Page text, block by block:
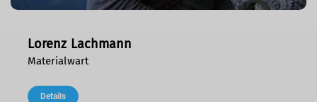
Lorenz Lachmann
Materialwart
Details